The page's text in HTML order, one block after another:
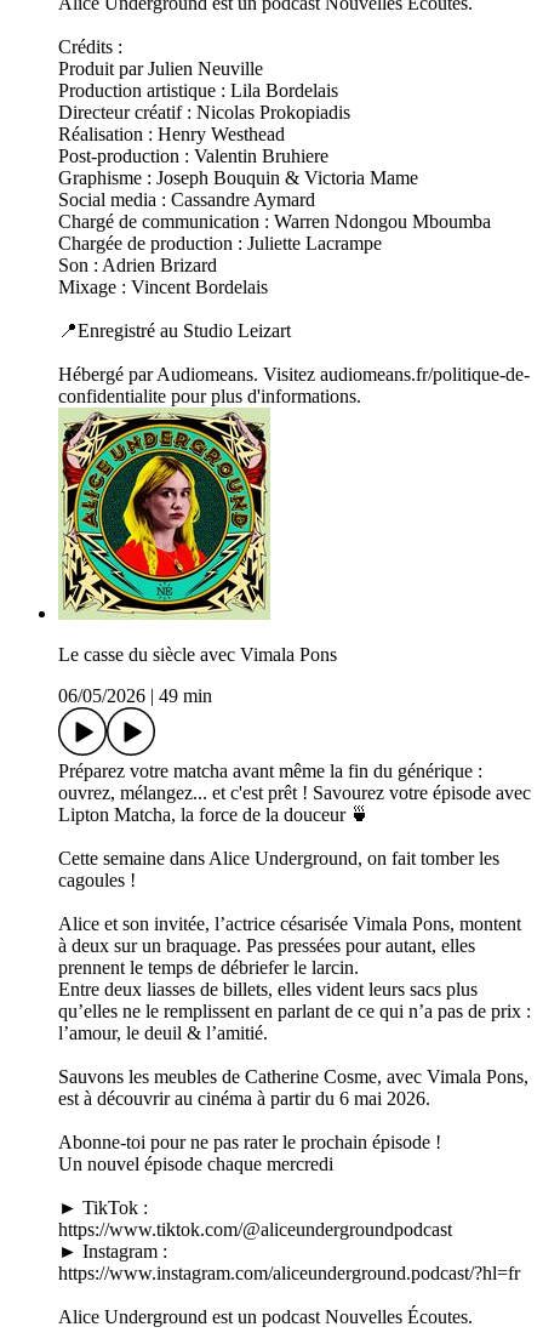
Crédits :
Produit par Julien Neuville
Production artistique : Lila Bordelais
Directeur créatif : Nicolas Prokopiadis
Réalisation : Henry Westhead
Post-production : Valentin Bruhiere
Graphisme : Joseph Bouquin & Victoria Mame
Social media : Cassandre Aymard
Chargé de communication : Warren Ndongou Mboumba
Chargée de production : Juliette Lacrampe
Son : Adrien Brizard
Mixage : Vincent Bordelais
📍Enregistré au Studio Leizart
Hébergé par Audiomeans. Visitez audiomeans.fr/politique-de-
confidentialite pour plus d'informations.
Le casse du siècle avec Vimala Pons
06/05/2026
49 min
Préparez votre matcha avant même la fin du générique :
ouvrez, mélangez... et c'est prêt ! Savourez votre épisode avec
Lipton Matcha, la force de la douceur 🍵
Cette semaine dans Alice Underground, on fait tomber les
cagoules !
Alice et son invitée, l’actrice césarisée Vimala Pons, montent
à deux sur un braquage. Pas pressées pour autant, elles
prennent le temps de débriefer le larcin.
Entre deux liasses de billets, elles vident leurs sacs plus
qu’elles ne le remplissent en parlant de ce qui n’a pas de prix :
l’amour, le deuil & l’amitié.
Sauvons les meubles de Catherine Cosme, avec Vimala Pons,
est à découvrir au cinéma à partir du 6 mai 2026.
Abonne-toi pour ne pas rater le prochain épisode !
Un nouvel épisode chaque mercredi
► TikTok :
https://www.tiktok.com/@aliceundergroundpodcast
► Instagram :
https://www.instagram.com/aliceunderground.podcast/?hl=fr
Alice Underground est un podcast Nouvelles Écoutes.